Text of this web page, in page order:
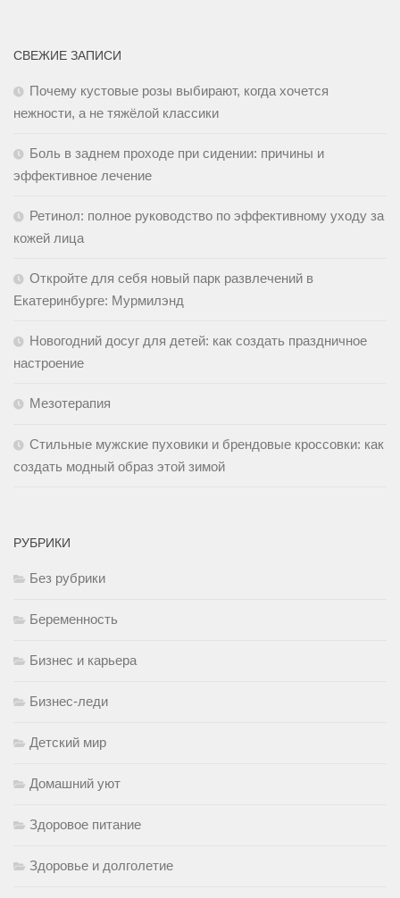
СВЕЖИЕ ЗАПИСИ
Почему кустовые розы выбирают, когда хочется
нежности, а не тяжёлой классики
Боль в заднем проходе при сидении: причины и
эффективное лечение
Ретинол: полное руководство по эффективному уходу за
кожей лица
Откройте для себя новый парк развлечений в
Екатеринбурге: Мурмилэнд
Новогодний досуг для детей: как создать праздничное
настроение
Мезотерапия
Стильные мужские пуховики и брендовые кроссовки: как
создать модный образ этой зимой
РУБРИКИ
Без рубрики
Беременность
Бизнес и карьера
Бизнес-леди
Детский мир
Домашний уют
Здоровое питание
Здоровье и долголетие